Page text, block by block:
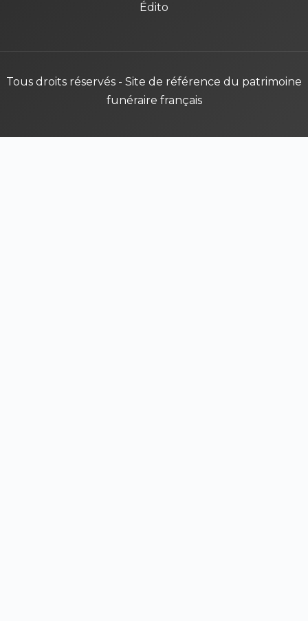
Édito
Tous droits réservés - Site de référence du patrimoine
funéraire français